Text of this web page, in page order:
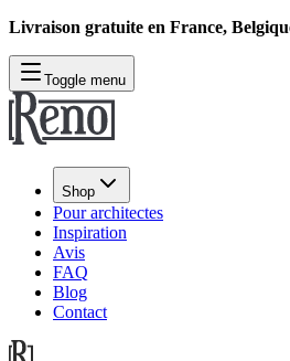
Livraison gratuite en France,
Toggle menu
Shop
Pour architectes
Inspiration
Avis
FAQ
Blog
Contact